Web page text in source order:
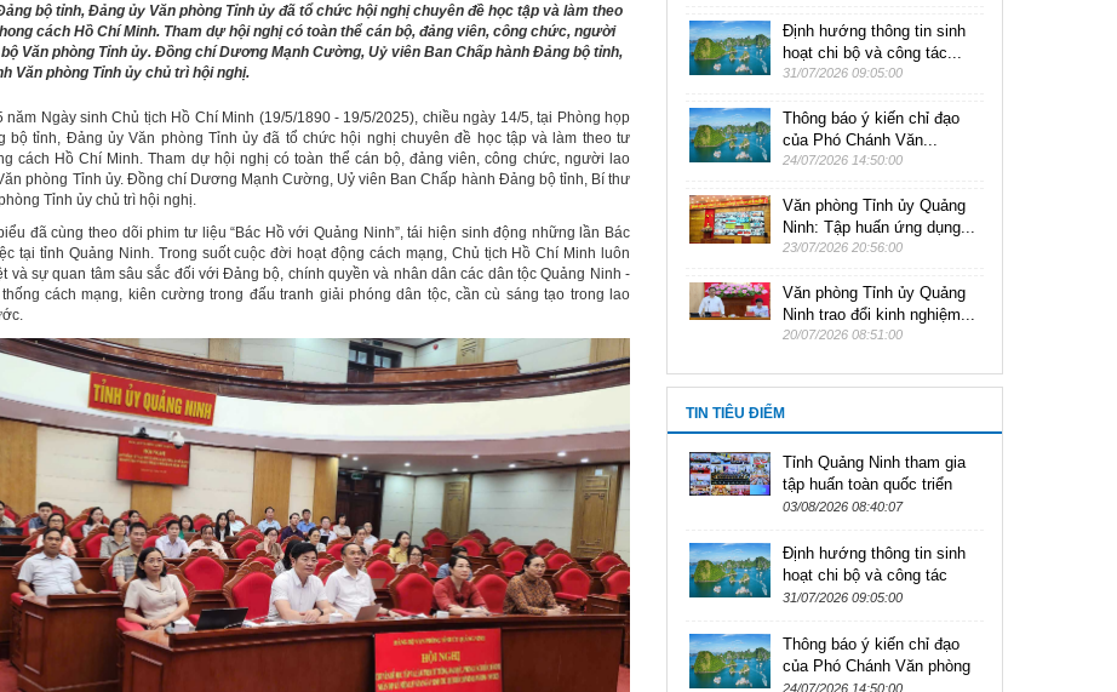
bộ tỉnh, Đảng ủy Văn phòng Tỉnh ủy đã tổ chức hội nghị chuyên đề học tập và làm theo
cách Hồ Chí Minh. Tham dự hội nghị có toàn thể cán bộ, đảng viên, công chức, người
Văn phòng Tỉnh ủy. Đồng chí Dương Mạnh Cường, Uỷ viên Ban Chấp hành Đảng bộ tỉnh,
Văn phòng Tỉnh ủy chủ trì hội nghị.
năm Ngày sinh Chủ tịch Hồ Chí Minh (19/5/1890 - 19/5/2025), chiều ngày 14/5, tại Phòng họp
bộ tỉnh, Đảng ủy Văn phòng Tỉnh ủy đã tổ chức hội nghị chuyên đề học tập và làm theo tư
cách Hồ Chí Minh. Tham dự hội nghị có toàn thể cán bộ, đảng viên, công chức, người lao
phòng Tỉnh ủy. Đồng chí Dương Mạnh Cường, Uỷ viên Ban Chấp hành Đảng bộ tỉnh, Bí thư
Tỉnh ủy chủ trì hội nghị.
đã cùng theo dõi phim tư liệu “Bác Hồ với Quảng Ninh”, tái hiện sinh động những lần Bác
tại tỉnh Quảng Ninh. Trong suốt cuộc đời hoạt động cách mạng, Chủ tịch Hồ Chí Minh luôn
và sự quan tâm sâu sắc đối với Đảng bộ, chính quyền và nhân dân các dân tộc Quảng Ninh -
cách mạng, kiên cường trong đấu tranh giải phóng dân tộc, cần cù sáng tạo trong lao
Định hướng thông tin sinh
hoạt chi bộ và công tác...
31/07/2026 09:05:00
Thông báo ý kiến chỉ đạo
của Phó Chánh Văn...
24/07/2026 14:50:00
Văn phòng Tỉnh ủy Quảng
Ninh: Tập huấn ứng dụng...
23/07/2026 20:56:00
Văn phòng Tỉnh ủy Quảng
Ninh trao đổi kinh nghiệm...
20/07/2026 08:51:00
TIN TIÊU ĐIỂM
Tỉnh Quảng Ninh tham gia
tập huấn toàn quốc triển
khai giai đoạn 2 đối với 4
Đảng...
03/08/2026 08:40:07
Định hướng thông tin sinh
hoạt chi bộ và công tác
tuyên truyền tháng 8/2026
31/07/2026 09:05:00
Thông báo ý kiến chỉ đạo
của Phó Chánh Văn phòng
điều hành Văn phòng Tỉnh
24/07/2026 14:50:00